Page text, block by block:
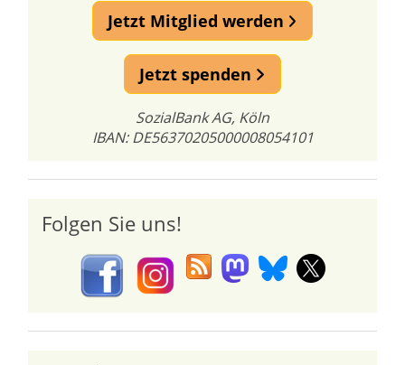
Jetzt Mitglied werden
Jetzt spenden
SozialBank AG, Köln
IBAN: DE56370205000008054101
Folgen Sie uns!